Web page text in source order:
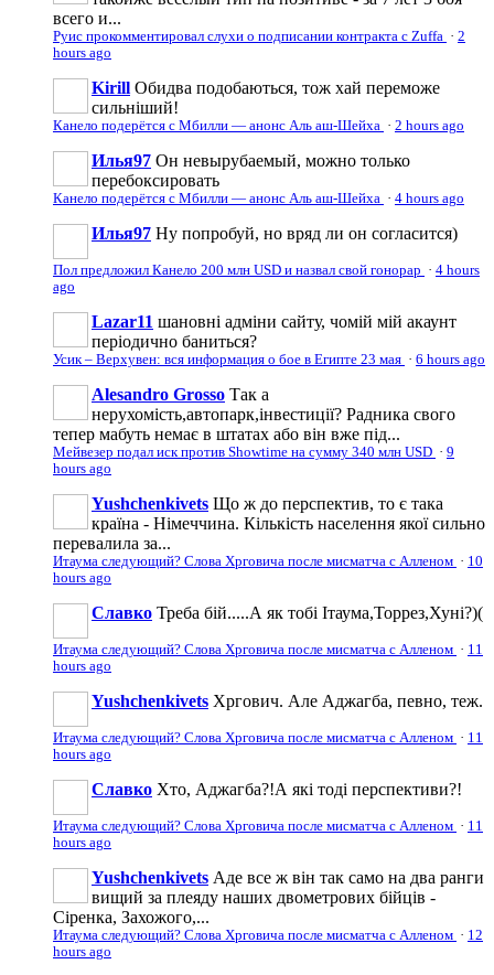
всего и...
Руис прокомментировал слухи о подписании контракта с Zuffa · 2
hours ago
Kirill Обидва подобаються, тож хай переможе
сильніший!
Канело подерётся с Мбилли — анонс Аль аш-Шейха · 2 hours ago
Илья97 Он невырубаемый, можно только
перебоксировать
Канело подерётся с Мбилли — анонс Аль аш-Шейха · 4 hours ago
Илья97 Ну попробуй, но вряд ли он согласится)
Пол предложил Канело 200 млн USD и назвал свой гонорар · 4 hours
ago
Lazar11 шановні адміни сайту, чомій мій акаунт
періодично баниться?
Усик – Верхувен: вся информация о бое в Египте 23 мая · 6 hours ago
Alesandro Grosso Так а
нерухомість,автопарк,інвестиції? Радника свого
тепер мабуть немає в штатах або він вже під...
Мейвезер подал иск против Showtime на сумму 340 млн USD · 9
hours ago
Yushchenkivets Що ж до перспектив, то є така
країна - Німеччина. Кількість населення якої сильно
перевалила за...
Итаума следующий? Слова Хрговича после мисматча с Алленом · 10
hours ago
Славко Треба бій.....А як тобі Ітаума,Торрез,Хуні?)(
Итаума следующий? Слова Хрговича после мисматча с Алленом · 11
hours ago
Yushchenkivets Хргович. Але Аджагба, певно, теж.
Итаума следующий? Слова Хрговича после мисматча с Алленом · 11
hours ago
Славко Хто, Аджагба?!А які тоді перспективи?!
Итаума следующий? Слова Хрговича после мисматча с Алленом · 11
hours ago
Yushchenkivets Аде все ж він так само на два ранги
вищий за плеяду наших двометрових бійців -
Сіренка, Захожого,...
Итаума следующий? Слова Хрговича после мисматча с Алленом · 12
hours ago